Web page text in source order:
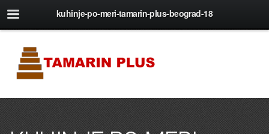
kuhinje-po-meri-tamarin-plus-beograd-18